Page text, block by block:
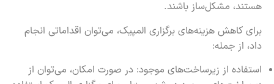
هستند، مشکل‌ساز باشند.
برای کاهش هزینه‌های برگزاری المپیک، می‌توان اقداماتی انجام
داد، از جمله:
استفاده از زیرساخت‌های موجود: در صورت امکان، می‌توان از